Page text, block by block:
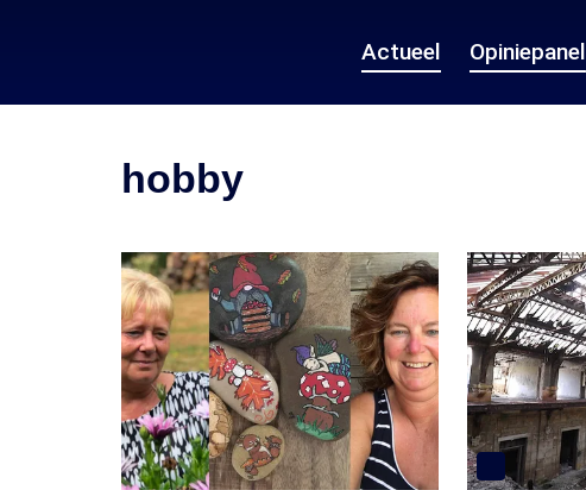
Actueel Opiniepanel
hobby